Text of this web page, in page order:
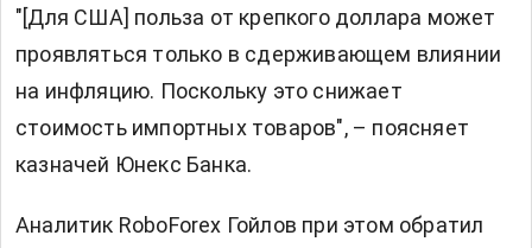
"[Для США] польза от крепкого доллара может
проявляться только в сдерживающем влиянии
на инфляцию. Поскольку это снижает
стоимость импортных товаров", – поясняет
казначей Юнекс Банка.
Аналитик RoboForex Гойлов при этом обратил